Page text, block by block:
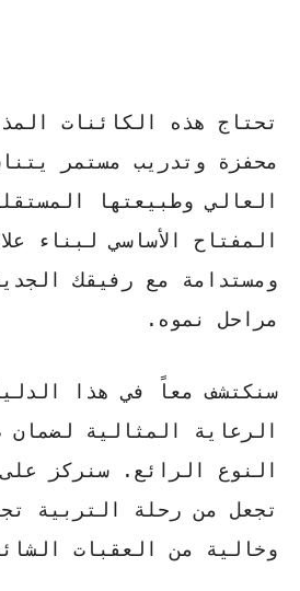
تحتاج هذه الكائنات
محفزة وتدريب مستمر
العالي وطبيعتها
المفتاح الأساسي لبناء
ومستدامة مع رفيقك
مراحل نموه.
سنكتشف معاً في هذا
الرعاية المثالية
النوع الرائع. سنركز
تجعل من رحلة التربية
وخالية من العقبات